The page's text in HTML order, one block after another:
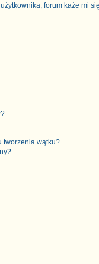
forum każe mi
tworzenia wątku?